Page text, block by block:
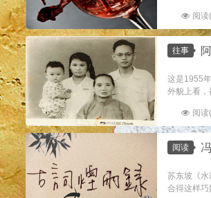
阅
往事
这是1955
外貌上看
阅
阅读
苏东坡《水
合得这样